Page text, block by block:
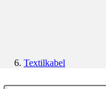
Textilkabel